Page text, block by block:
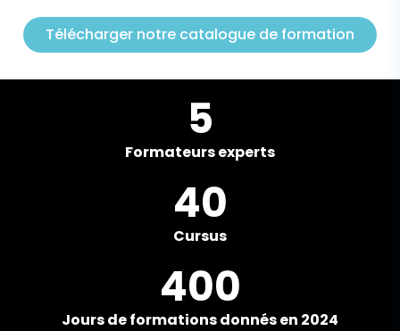
Télécharger notre catalogue de formation
5
Formateurs experts
40
Cursus
400
Jours de formations donnés en 2024